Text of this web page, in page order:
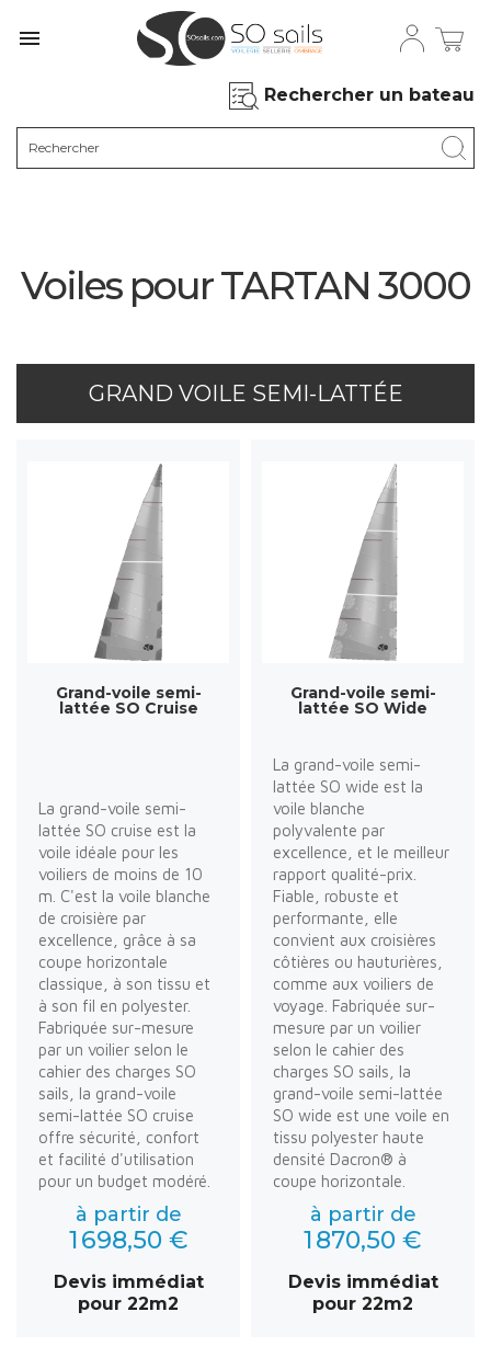

Rechercher un bateau
Voiles pour TARTAN 3000
GRAND VOILE SEMI-LATTÉE
Grand-voile semi-
lattée SO Cruise
La grand-voile semi-
lattée SO cruise est la
voile idéale pour les
voiliers de moins de 10
m. C'est la voile blanche
de croisière par
excellence, grâce à sa
coupe horizontale
classique, à son tissu et
à son fil en polyester.
Fabriquée sur-mesure
par un voilier selon le
cahier des charges SO
sails, la grand-voile
semi-lattée SO cruise
offre sécurité, confort
et facilité d'utilisation
pour un budget modéré.
à partir de
1 698,50 €
Devis immédiat
pour 22m2
Grand-voile semi-
lattée SO Wide
La grand-voile semi-
lattée SO wide est la
voile blanche
polyvalente par
excellence, et le meilleur
rapport qualité-prix.
Fiable, robuste et
performante, elle
convient aux croisières
côtières ou hauturières,
comme aux voiliers de
voyage. Fabriquée sur-
mesure par un voilier
selon le cahier des
charges SO sails, la
grand-voile semi-lattée
SO wide est une voile en
tissu polyester haute
densité Dacron® à
coupe horizontale.
à partir de
1 870,50 €
Devis immédiat
pour 22m2